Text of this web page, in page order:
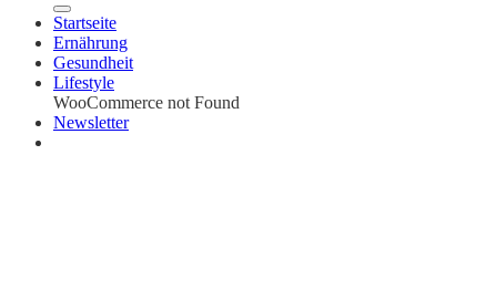
Startseite
Ernährung
Gesundheit
Lifestyle
WooCommerce not Found
Newsletter